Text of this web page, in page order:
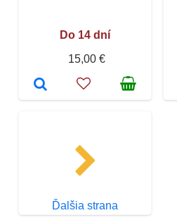
Do 14 dní
15,00 €
Ďalšia strana